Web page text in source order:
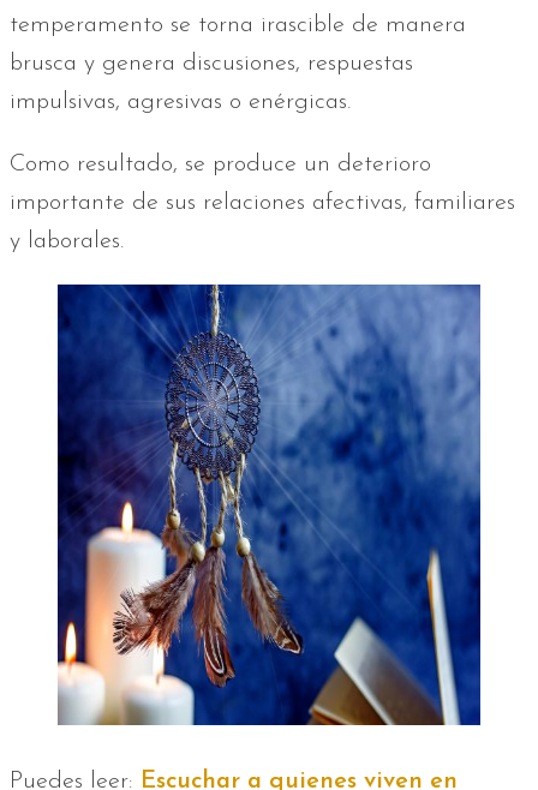
temperamento se torna irascible de manera
brusca y genera discusiones, respuestas
impulsivas, agresivas o enérgicas.
Como resultado, se produce un deterioro
importante de sus relaciones afectivas, familiares
y laborales.
Puedes leer: Escuchar a quienes viven en